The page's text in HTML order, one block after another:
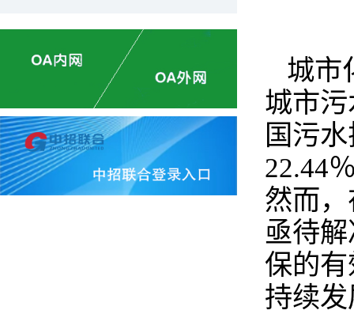
城市
城市
国污
22.44
然而
亟待
保的
持续